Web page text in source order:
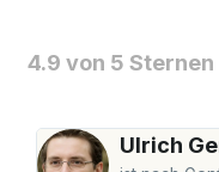
4.9 von 5 Sternen
Ulrich